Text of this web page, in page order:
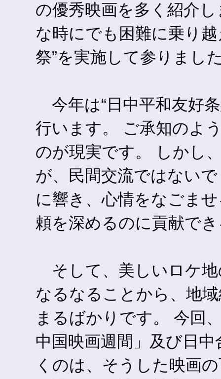
の優秀映画を多く紹介
な時にでも困難に乗り
祭”を実施して参りまし
今年は“日中平和友好
行います。 ご承知のよ
のが現実です。 しかし
が、民間交流ではない
に響き、心情をなごま
頼を深めるのに貢献で
そして、美しいロケ地
なるなることから、地
まるばかりです。 今回
中国映画週間」及び日
くのは、そうした映画